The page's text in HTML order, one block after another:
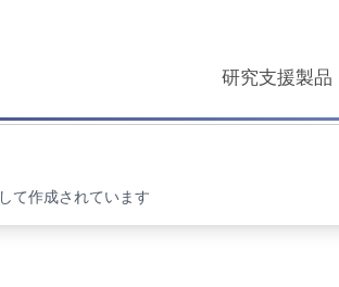
研究支援製品
て作成されています